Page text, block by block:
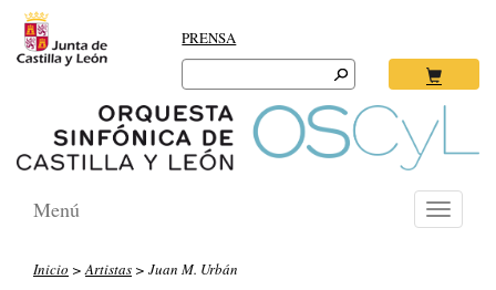
PRENSA
Search
for:
Toggle
Menú
Inicio >Artistas > Juan M. Urbán